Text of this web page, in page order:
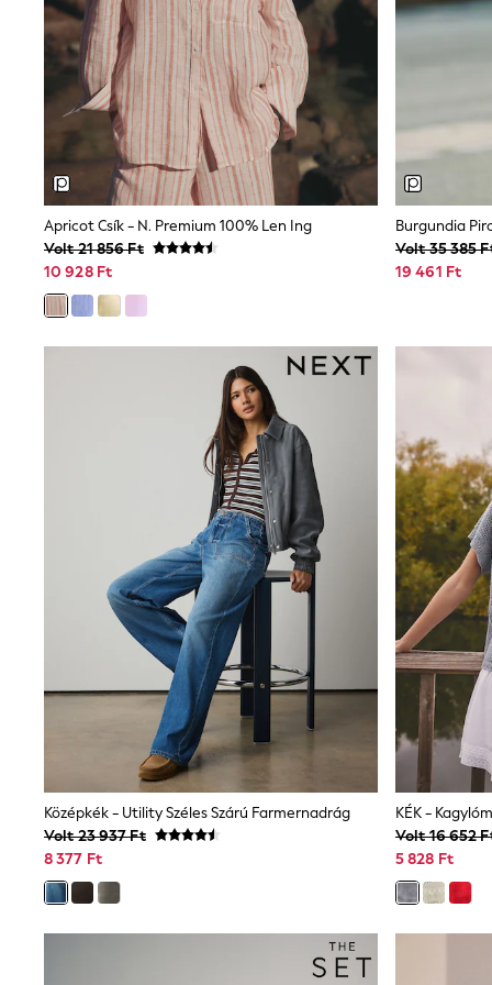
Beach Dresses & Kaftans
Dresses
Flip Flops
Sliders
Jumpsuits & Playsuits
Linen Collection
Sandals
Shorts
Trousers
Sun Hats & Caps
Tops & T-Shirts
Sunglasses
Men's Holiday Shop
All Swimwear
Accessories
Bags & Luggage
Footwear
Sandals & Flipflops
Boys Holiday Shop
All swimwear
Ponchos & Toweling sets
Sun Hats & Caps
Polo Shirts
Rash Vests
Sandals & Sliders
Sunglasses
Sunsafe Swimwear
Swimshorts
Tops & T-Shirts
Girls Holiday Shop
All swimwear
Beach Dresses & Kaftans
Dresses
Apricot Csík - N. Premium 100% Len Ing
Volt 21 856 Ft
10 928 Ft
Burgundia
Volt 35 385
19 461 Ft
Középkék - Utility Széles Szárú Farmernadrág
Volt 23 937 Ft
8 377 Ft
KÉK -
Volt 16 652
5 828 Ft